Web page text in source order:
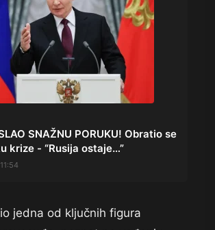
SNAŽNU PORUKU! Obratio se
krize - “Rusija ostaje…”
jedna od ključnih figura